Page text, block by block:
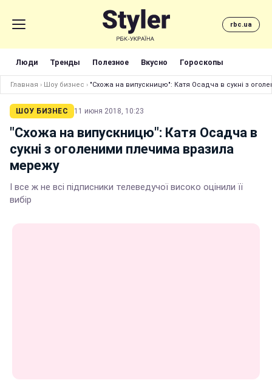
rbc.ua
Люди Тренды Полезное Вкусно Гороскопы
Главная › Шоу бизнес › "Схожа на випускницю": Катя Осадча в сукні з
ШОУ БИЗНЕС 11 июня 2018, 10:23
"Схожа на випускницю": Катя Осадча в
сукні з оголеними плечима вразила
мережу
І все ж не всі підписники телеведучої високо оцінили її
вибір